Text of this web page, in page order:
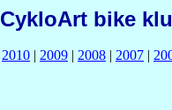
CykloArt bike
2010 | 2009 | 2008 | 2007 |